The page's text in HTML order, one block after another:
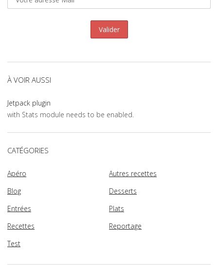
À VOIR AUSSI
Jetpack plugin
with Stats module needs to be enabled.
CATÉGORIES
Apéro
Autres recettes
Blog
Desserts
Entrées
Plats
Recettes
Reportage
Test